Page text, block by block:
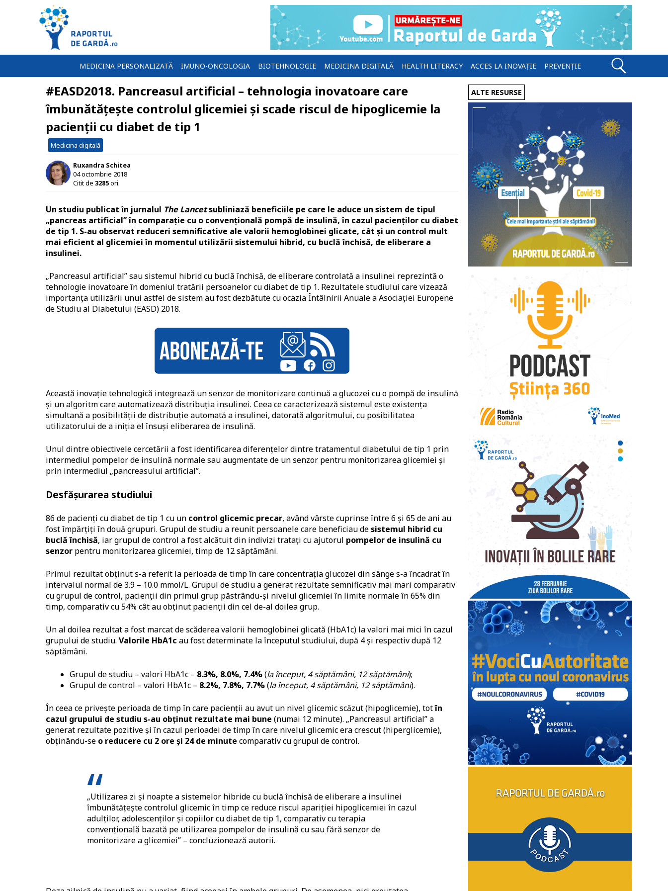
MEDICINA PERSONALIZATĂ IMUNO-ONCOLOGIA BIOTEHNOLOGIE MEDICINA DIGITALĂ HEALTH LITERACY ACCES LA INOVAȚIE PREVENȚIE
#EASD2018. Pancreasul artificial – tehnologia inovatoare care
îmbunătățește controlul glicemiei și scade riscul de hipoglicemie la
pacienții cu diabet de tip 1
Medicina digitală
Ruxandra Schitea
04 octombrie 2018
Citit de 3285ori.
Un studiu publicat în jurnalul The Lancetsubliniază beneficiile pe care le aduce un sistem de tipul
„pancreas artificial” în comparație cu o convențională pompă de insulină, în cazul pacienților cu diabet
de tip 1. S-au observat reduceri semnificative ale valorii hemoglobinei glicate, cât și un control mult
mai eficient al glicemiei în momentul utilizării sistemului hibrid, cu buclă închisă, de eliberare a
insulinei.
„Pancreasul artificial” sau sistemul hibrid cu buclă închisă, de eliberare controlată a insulinei reprezintă o
tehnologie inovatoare în domeniul tratării persoanelor cu diabet de tip 1. Rezultatele studiului care vizează
importanța utilizării unui astfel de sistem au fost dezbătute cu ocazia Întâlnirii Anuale a Asociației Europene
de Studiu al Diabetului (EASD) 2018.
Această inovație tehnologică integrează un senzor de monitorizare continuă a glucozei cu o pompă de insulină
și un algoritm care automatizează distribuția insulinei. Ceea ce caracterizează sistemul este existența
simultană a posibilității de distribuție automată a insulinei, datorată algoritmului, cu posibilitatea
utilizatorului de a iniția el însuși eliberarea de insulină.
Unul dintre obiectivele cercetării a fost identificarea diferențelor dintre tratamentul diabetului de tip 1 prin
intermediul pompelor de insulină normale sau augmentate de un senzor pentru monitorizarea glicemiei și
prin intermediul „pancreasului artificial”.
Desfășurarea studiului
86 de pacienți cu diabet de tip 1 cu un control glicemic precar, având vârste cuprinse între 6 și 65 de ani au
fost împărțiți în două grupuri. Grupul de studiu a reunit persoanele care beneficiau desistemul hibrid cu
buclă închisă, iar grupul de control a fost alcătuit din indivizi tratați cu ajutorul pompelor de insulină cu
senzor pentru monitorizarea glicemiei, timp de 12 săptămâni.
Primul rezultat obținut s-a referit la perioada de timp în care concentrația glucozei din sânge s-a încadrat în
intervalul normal de 3.9 – 10.0 mmol/L. Grupul de studiu a generat rezultate semnificativ mai mari comparativ
cu grupul de control, pacienții din primul grup păstrându-și nivelul glicemiei în limite normale în 65% din
timp, comparativ cu 54% cât au obținut pacienții din cel de-al doilea grup.
Un al doilea rezultat a fost marcat de scăderea valorii hemoglobinei glicată (HbA1c) la valori mai mici în cazul
grupului de studiu. Valorile HbA1c au fost determinate la începutul studiului, după 4 și respectiv după 12
săptămâni.
Grupul de studiu – valori HbA1c – 8.3%, 8.0%, 7.4%(la început, 4 săptămâni, 12 săptămâni);
Grupul de control – valori HbA1c – 8.2%, 7.8%, 7.7%(la început, 4 săptămâni, 12 săptămâni).
În ceea ce privește perioada de timp în care pacienții au avut un nivel glicemic scăzut (hipoglicemie), totîn
cazul grupului de studiu s-au obținut rezultate mai bune (numai 12 minute). „Pancreasul artificial” a
generat rezultate pozitive și în cazul perioadei de timp în care nivelul glicemic era crescut (hiperglicemie),
obținându-se o reducere cu 2 ore și 24 de minute comparativ cu grupul de control.
„Utilizarea zi și noapte a sistemelor hibride cu buclă închisă de eliberare a insulinei
îmbunătățește controlul glicemic în timp ce reduce riscul apariției hipoglicemiei în cazul
adulților, adolescenților și copiilor cu diabet de tip 1, comparativ cu terapia
convențională bazată pe utilizarea pompelor de insulină cu sau fără senzor de
monitorizare a glicemiei” – concluzionează autorii.
ALTE RESURSE